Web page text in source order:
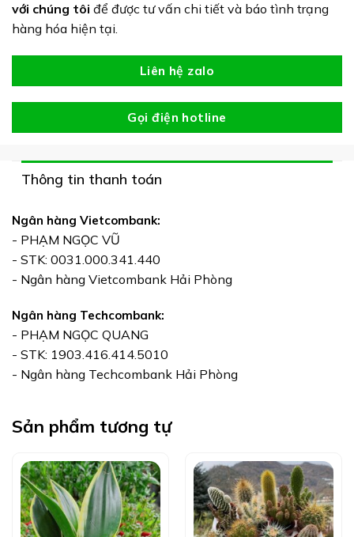
với chúng tôi để được tư vấn chi tiết và báo tình trạng
hàng hóa hiện tại.
Liên hệ zalo
Gọi điện hotline
Thông tin thanh toán
Ngân hàng Vietcombank:
- PHẠM NGỌC VŨ
- STK: 0031.000.341.440
- Ngân hàng Vietcombank Hải Phòng
Ngân hàng Techcombank:
- PHẠM NGỌC QUANG
- STK: 1903.416.414.5010
- Ngân hàng Techcombank Hải Phòng
Sản phẩm tương tự